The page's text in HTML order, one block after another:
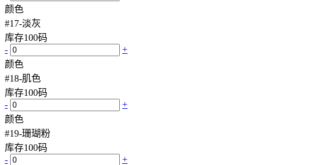
颜色
#17-淡灰
库存100码
-
+
颜色
#18-肌色
库存100码
-
+
颜色
#19-珊瑚粉
库存100码
-
+